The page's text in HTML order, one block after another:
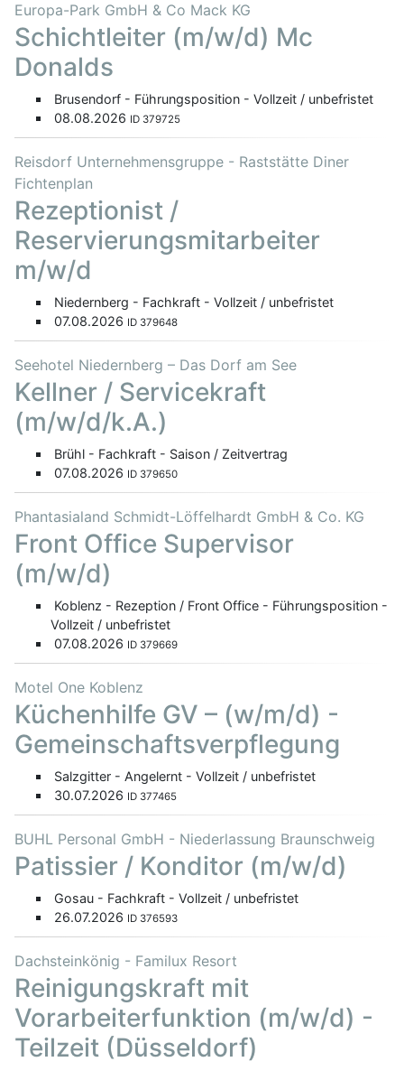
Europa-Park GmbH & Co Mack KG
Schichtleiter (m/w/d) Mc
Donalds
Brusendorf - Führungsposition - Vollzeit / unbefristet
08.08.2026 ID 379725
Reisdorf Unternehmensgruppe - Raststätte Diner
Fichtenplan
Rezeptionist /
Reservierungsmitarbeiter
m/w/d
Niedernberg - Fachkraft - Vollzeit / unbefristet
07.08.2026 ID 379648
Seehotel Niedernberg – Das Dorf am See
Kellner / Servicekraft
(m/w/d/k.A.)
Brühl - Fachkraft - Saison / Zeitvertrag
07.08.2026 ID 379650
Phantasialand Schmidt-Löffelhardt GmbH & Co. KG
Front Office Supervisor
(m/w/d)
Koblenz - Rezeption / Front Office - Führungsposition -
Vollzeit / unbefristet
07.08.2026 ID 379669
Motel One Koblenz
Küchenhilfe GV – (w/m/d) -
Gemeinschaftsverpflegung
Salzgitter - Angelernt - Vollzeit / unbefristet
30.07.2026 ID 377465
BUHL Personal GmbH - Niederlassung Braunschweig
Patissier / Konditor (m/w/d)
Gosau - Fachkraft - Vollzeit / unbefristet
26.07.2026 ID 376593
Dachsteinkönig - Familux Resort
Reinigungskraft mit
Vorarbeiterfunktion (m/w/d) -
Teilzeit (Düsseldorf)